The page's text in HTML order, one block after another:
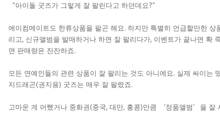
“아이돌 굿즈가 그렇게 잘 팔린다고 하던데요?”
에이컴메이트도 한류상품을 팔곤 해요. 하지만 특별히 언급할만한
리고, 신규앨범을 발매하거나 하면 잘 팔리다가, 이벤트가 끝나면
면 판매량은 잔잔하죠.
모든 연예인들의 관련 상품이 잘 팔리는 것도 아니에요. 실제 싸이는
지드래곤(권지용) 굿즈는 매우 잘 팔렸죠.
고마운 게 어쨌거나 중화권(중국, 대만, 홍콩)만큼 ‘정품앨범’을 잘